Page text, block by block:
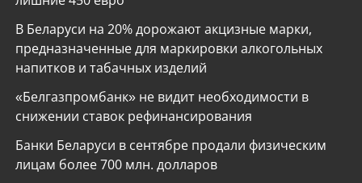
В Беларуси на 20% дорожают акцизные марки,
предназначенные для маркировки алкогольных
напитков и табачных изделий
«Белгазпромбанк» не видит необходимости в
снижении ставок рефинансирования
Банки Беларуси в сентябре продали физическим
лицам более 700 млн. долларов